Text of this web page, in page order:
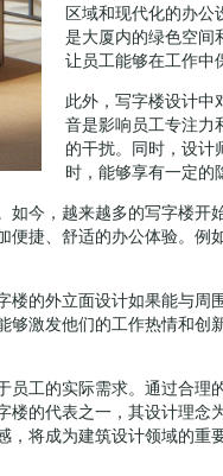
区域和现代化的办公
是大厦内的绿色空间
让员工能够在工作中
此外，写字楼设计中
音是影响员工专注力
的干扰。同时，设计
时，能够享有一定的
今，越来越多的写字楼
捷、舒适的办公体验。
的外立面设计如果能与
激发他们的工作热情和
工的实际需求。通过合
的代表之一，其设计理
将成为建筑设计领域的重要